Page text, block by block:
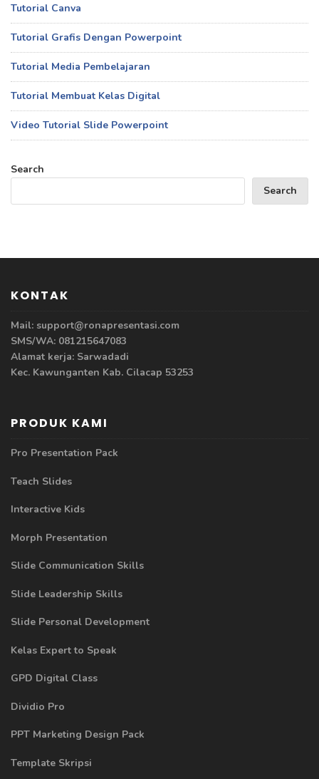
Tutorial Canva
Tutorial Grafis Dengan Powerpoint
Tutorial Media Pembelajaran
Tutorial Membuat Kelas Digital
Video Tutorial Slide Powerpoint
Search
Search
KONTAK
Mail: support@ronapresentasi.com
SMS/WA: 081215647083
Alamat kerja: Sarwadadi
Kec. Kawunganten Kab. Cilacap 53253
PRODUK KAMI
Pro Presentation Pack
Teach Slides
Interactive Kids
Morph Presentation
Slide Communication Skills
Slide Leadership Skills
Slide Personal Development
Kelas Expert to Speak
GPD Digital Class
Dividio Pro
PPT Marketing Design Pack
Template Skripsi